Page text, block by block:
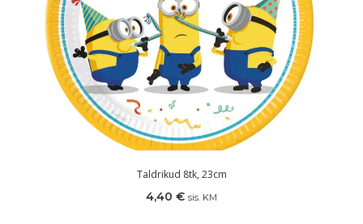
Taldrikud 8tk, 23cm
4,40 € sis. KM